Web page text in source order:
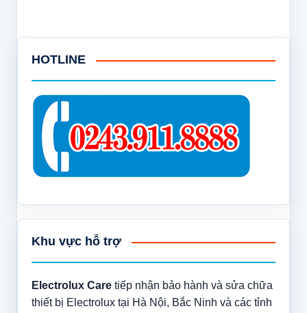
HOTLINE
Khu vực hỗ trợ
Electrolux Caretiếp nhận bảo hành và sửa chữa
thiết bị Electrolux tại Hà Nội, Bắc Ninh và các tỉnh